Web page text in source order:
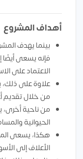
أهداف المشروع
بينما يهدف
فإنه يسعى أيضًا
الاعتماد على
علاوة على
من خلال تقديم
من ناحية
الحيوانية
هكذا، يسعى
الأعلاف إلى